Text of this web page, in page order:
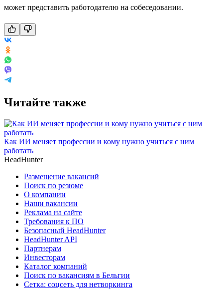
может представить работодателю на собеседовании.
Читайте также
Как ИИ меняет профессии и кому нужно учиться с ним
работать
HeadHunter
Размещение вакансий
Поиск по резюме
О компании
Наши вакансии
Реклама на сайте
Требования к ПО
Безопасный HeadHunter
HeadHunter API
Партнерам
Инвесторам
Каталог компаний
Поиск по вакансиям в Бельгии
Сетка: соцсеть для нетворкинга